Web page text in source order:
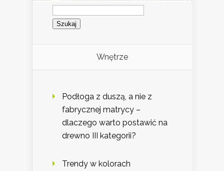
Szukaj:
Wnętrze
Podłoga z duszą, a nie z
fabrycznej matrycy –
dlaczego warto postawić na
drewno III kategorii?
Trendy w kolorach